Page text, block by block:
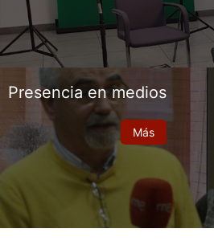
Presencia en medios
Más